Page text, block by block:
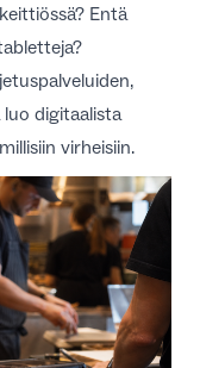
Entä
digitaalista
virheisiin.